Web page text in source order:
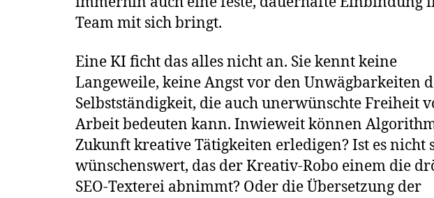
Team mit sich bringt.
Eine KI ficht das alles nicht an. Sie kennt keine
Langeweile, keine Angst vor den Unwägbarkeiten
Selbstständigkeit, die auch unerwünschte Freiheit
Arbeit bedeuten kann. Inwieweit können
Zukunft kreative Tätigkeiten erledigen? Ist es nicht
wünschenswert, das der Kreativ-Robo einem die
SEO-Texterei abnimmt? Oder die Übersetzung der